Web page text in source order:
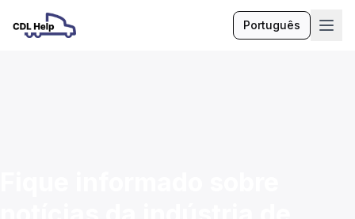
Português
Idioma